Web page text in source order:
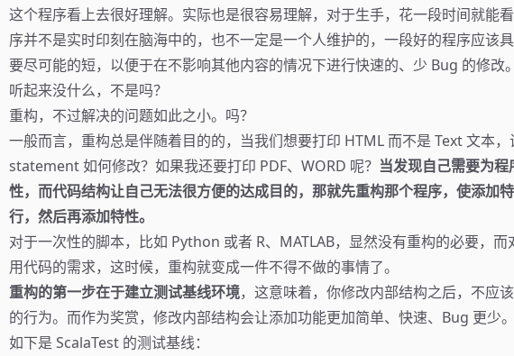
这个程序看上去很好理解。实际也是很容易理解，对于生手，花一段时间就能
序并不是实时印刻在脑海中的，也不一定是一个人维护的，一段好的程序应该
要尽可能的短，以便于在不影响其他内容的情况下进行快速的、少 Bug 的修改
听起来没什么，不是吗？
重构，不过解决的问题如此之小。吗？
一般而言，重构总是伴随着目的的，当我们想要打印 HTML 而不是 Text 文本
statement 如何修改？如果我还要打印 PDF、WORD 呢？ 当发现自己需要为
性，而代码结构让自己无法很方便的达成目的，那就先重构那个程序，使添加
行，然后再添加特性。
对于一次性的脚本，比如 Python 或者 R、MATLAB，显然没有重构的必要，而
用代码的需求，这时候，重构就变成一件不得不做的事情了。
重构的第一步在于建立测试基线环境，这意味着，你修改内部结构之后，不应
的行为。而作为奖赏，修改内部结构会让添加功能更加简单、快速、Bug 更少
如下是 ScalaTest 的测试基线：